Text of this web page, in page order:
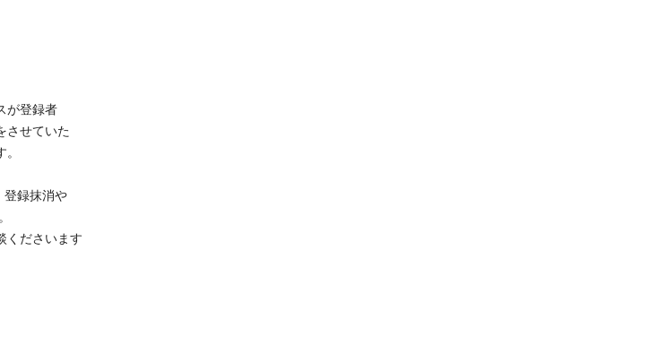
が登録者
させていた
登録抹消や
くださいます